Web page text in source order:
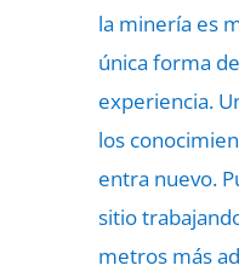
la minería es
única forma
experiencia.
los
entra nuevo.
sitio
metros más